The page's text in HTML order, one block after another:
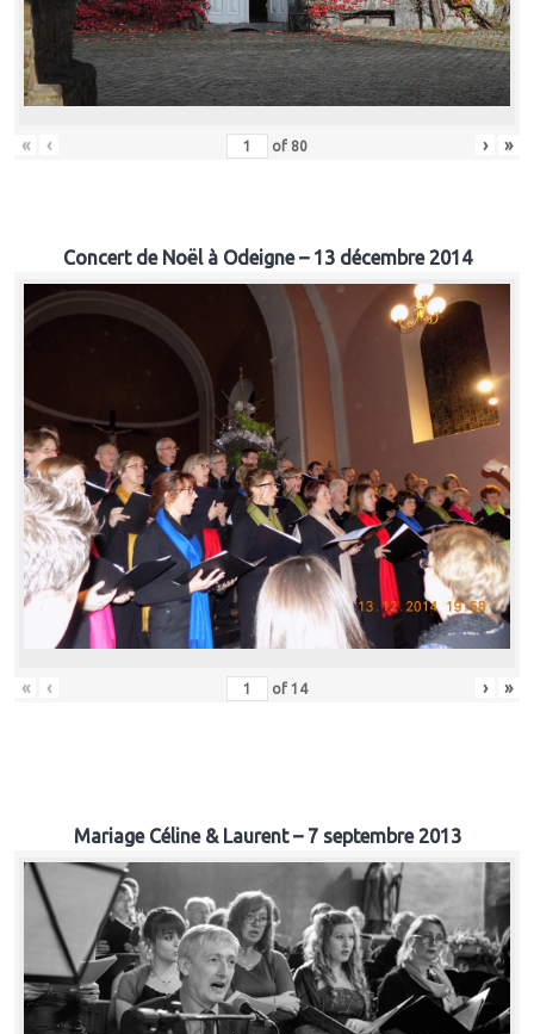
« ‹ of 80 › »
Concert de Noël à Odeigne – 13 décembre 2014
« ‹ of 14 › »
Mariage Céline & Laurent – 7 septembre 2013